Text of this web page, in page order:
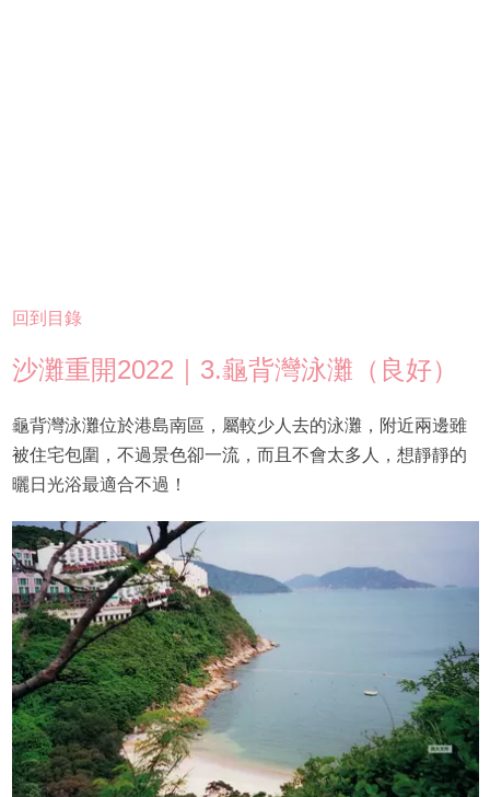
回到目錄
沙灘重開2022｜3.龜背灣泳灘（良好）
龜背灣泳灘位於港島南區，屬較少人去的泳灘，附近兩邊雖
被住宅包圍，不過景色卻一流，而且不會太多人，想靜靜的
曬日光浴最適合不過！